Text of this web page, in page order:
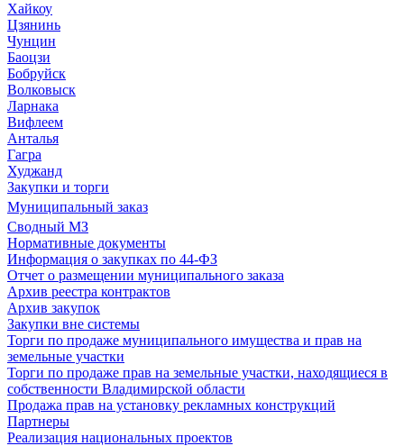
Хайкоу
Цзянинь
Чунцин
Баоцзи
Бобруйск
Волковыск
Ларнака
Вифлеем
Анталья
Гагра
Худжанд
Закупки и торги
Муниципальный заказ
Сводный МЗ
Нормативные документы
Информация о закупках по 44-ФЗ
Отчет о размещении муниципального заказа
Архив реестра контрактов
Архив закупок
Закупки вне системы
Торги по продаже муниципального имущества и прав на
земельные участки
Торги по продаже прав на земельные участки, находящиеся в
собственности Владимирской области
Продажа прав на установку рекламных конструкций
Партнеры
Реализация национальных проектов